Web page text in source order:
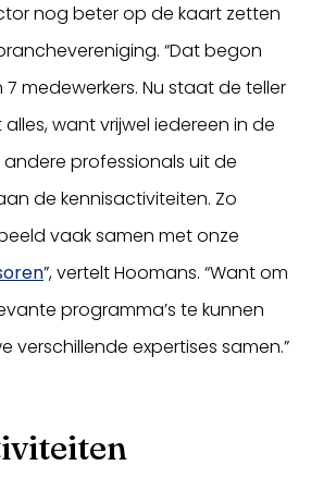
nog beter op de kaart zetten
“Dat begon
medewerkers. Nu staat de teller
alles, want vrijwel iedereen in de
professionals uit de
de kennisactiviteiten. Zo
vaak samen met onze
”, vertelt Hoomans. “Want om
programma’s te kunnen
verschillende expertises samen.”